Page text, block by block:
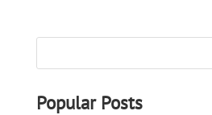
Popular Posts